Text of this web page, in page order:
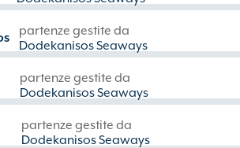
partenze gestite da
Dodekanisos Seaways
partenze gestite da
Dodekanisos Seaways
partenze gestite da
Dodekanisos Seaways